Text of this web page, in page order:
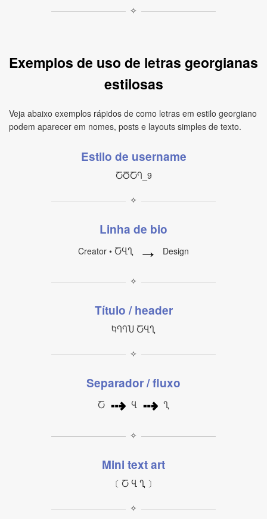
✧
Exemplos de uso de letras georgianas
estilosas
Veja abaixo exemplos rápidos de como letras em estilo georgiano
podem aparecer em nomes, posts e layouts simples de texto.
Estilo de username
ႠႣႠႤ_9
✧
Linha de bio
Creator • ႠႡႢ → Design
✧
Título / header
ႩႤႤႮ ႠႡႢ
✧
Separador / fluxo
Ⴀ ⇢ Ⴁ ⇢ Ⴂ
✧
Mini text art
〔 Ⴀ Ⴁ Ⴂ 〕
✧